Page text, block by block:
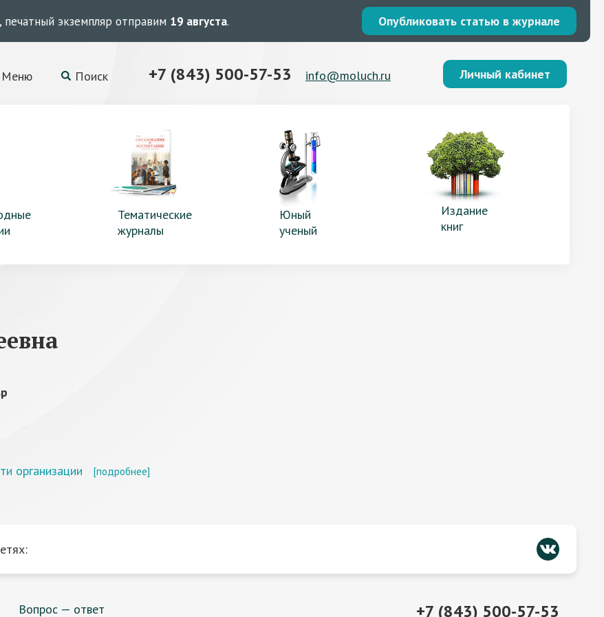
, печатный экземпляр отправим 19 августа. Опубликовать статью в журнале
Меню Поиск +7 (843) 500-57-53 info@moluch.ru Личный кабинет
Тематические
журналы
Юный
ученый
Издание
книг
организации [подробнее]
Вопрос — ответ +7 (843) 500-57-53